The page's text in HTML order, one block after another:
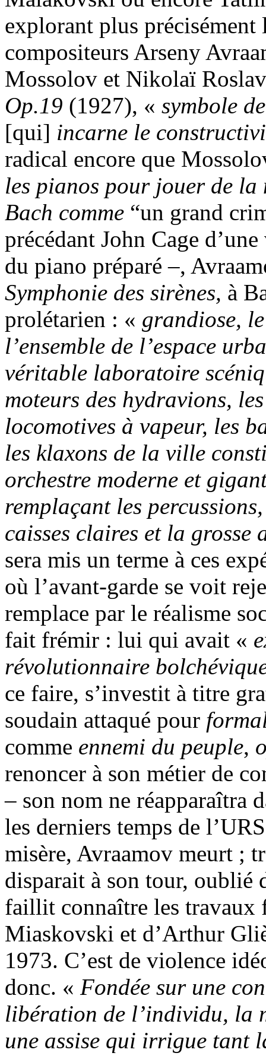
explorant plus
compositeurs Arseny
Mossolov et Nikolaï
Op.19 (1927), « symbole
[qui] incarne le
radical encore que
les pianos pour jouer de la
Bach comme “un grand
précédant John Cage
du piano préparé –,
Symphonie des sirènes, à
prolétarien : « grandiose,
l’ensemble de l’espace
véritable laboratoire
moteurs des hydravions,
locomotives à vapeur, les
les klaxons de la ville
orchestre moderne et
remplaçant les
caisses claires et la grosse
sera mis un terme à ces
où l’avant-garde se voit
remplace par le réalisme
fait frémir : lui qui avait «
révolutionnaire
ce faire, s’investit à titre
soudain attaqué pour
comme ennemi du peuple,
renoncer à son métier de
– son nom ne réapparaîtra
les derniers temps de
misère, Avraamov meurt ;
disparait à son tour, oublié
faillit connaître les travaux
Miaskovski et d’Arthur
1973. C’est de violence
donc. « Fondée sur une
libération de l’individu, la
une assise qui irrigue tant